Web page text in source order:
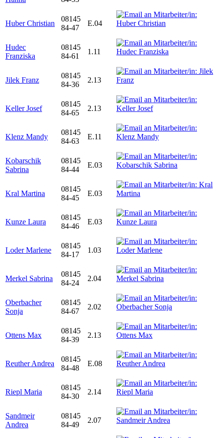
Huber Christian
08145
84-47
E.04
Hudec
Franziska
08145
84-61
1.11
Jilek Franz
08145
84-36
2.13
Keller Josef
08145
84-65
2.13
Klenz Mandy
08145
84-63
E.11
Kobarschik
Sabrina
08145
84-44
E.03
Kral Martina
08145
84-45
E.03
Kunze Laura
08145
84-46
E.03
Loder Marlene
08145
84-17
1.03
Merkel Sabrina
08145
84-24
2.04
Oberbacher
Sonja
08145
84-67
2.02
Ottens Max
08145
84-39
2.13
Reuther Andrea
08145
84-48
E.08
Riepl Maria
08145
84-30
2.14
Sandmeir
Andrea
08145
84-49
2.07